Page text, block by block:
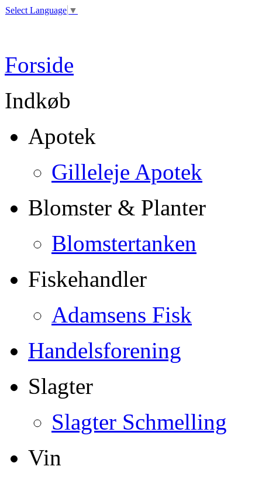
Select Language ▼
Forside
Indkøb
Apotek
Gilleleje Apotek
Blomster & Planter
Blomstertanken
Fiskehandler
Adamsens Fisk
Handelsforening
Slagter
Slagter Schmelling
Vin